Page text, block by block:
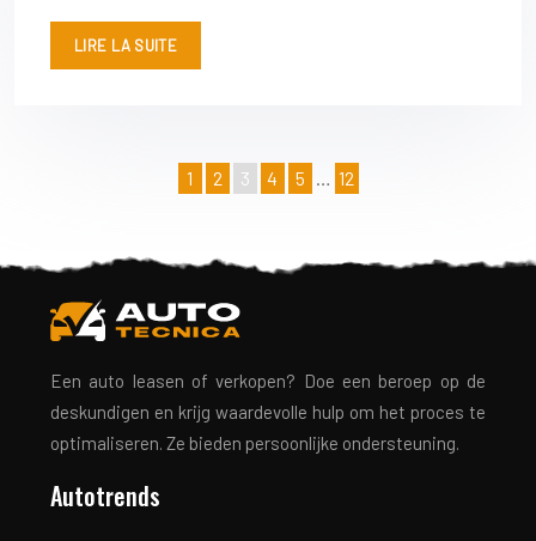
LIRE LA SUITE
1 2 3 4 5 … 12
Een auto leasen of verkopen? Doe een beroep op de
deskundigen en krijg waardevolle hulp om het proces te
optimaliseren. Ze bieden persoonlijke ondersteuning.
Autotrends